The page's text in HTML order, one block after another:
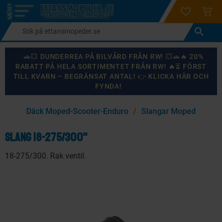
Meny
login
🚗💥 DUNDERREA PÅ BILVÅRD FRÅN RW! 💥🚗🔥 20%
RABATT PÅ HELA SORTIMENTET FRÅN RW! 🔥⏳ FÖRST
TILL KVARN – BEGRÄNSAT ANTAL! 👉 KLICKA HÄR OCH
FYNDA!
KANSKE NÅGON AV DESSA PRODUKTER KAN INTRESSERA
Däck Moped-Scooter-Enduro Slangar Moped
Slang 18-275/300"
18-275/300. Rak ventil.